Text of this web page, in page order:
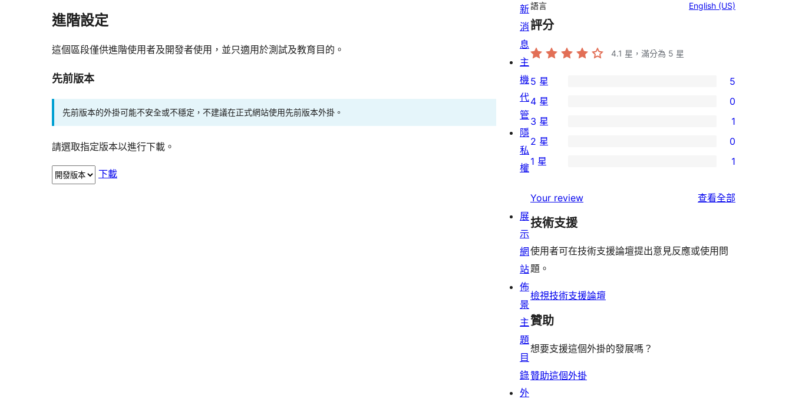
進階設定
這個區段僅供進階使用者及開發者使用，並只適用於測試及教育目的。
先前版本
先前版本的外掛可能不安全或不穩定，不建議在正式網站使用先前版本外掛。
請選取指定版本以進行下載。
下載
語言 English (US)
評分
4.1 星，滿分為 5 星
5
個
5
星
使
者
論
5 星 5
個
4
星
用
者
論
4 星 0
1
個
3
使
用
評
論
3 星 1
個
星
使
者
評
論
2 星 0
1
星
用
者
評
1 星 1
Your review 查看全部
技術支援
使用者可在技術支援論壇提出意見反應或使用問
題。
檢視技術支援論壇
贊助
想要支援這個外掛的發展嗎？
贊助這個外掛
新
消
息
主
機
代
管
隱
私
權
展
示
網
站
佈
景
主
題
目
錄
外